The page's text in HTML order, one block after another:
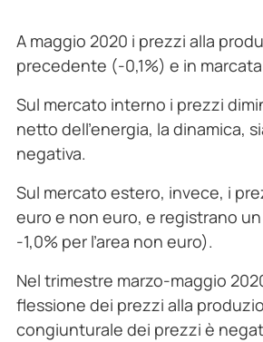
A maggio 2020 i prezzi alla
precedente (-0,1%) e in
Sul mercato interno i prezzi
netto dell’energia, la dinamica,
negativa.
Sul mercato estero, invece, i
euro e non euro, e registrano
-1,0% per l’area non euro).
Nel trimestre marzo-maggio
flessione dei prezzi alla
congiunturale dei prezzi è